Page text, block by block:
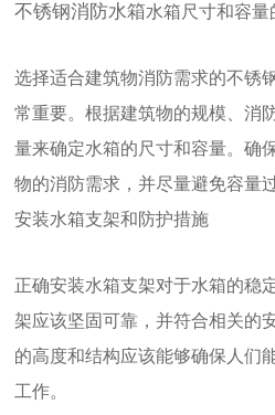
不锈钢消防水箱水箱尺寸和容量
选择适合建筑物消防需求的不锈
常重要。根据建筑物的规模、消
量来确定水箱的尺寸和容量。确
物的消防需求，并尽量避免容量
安装水箱支架和防护措施
正确安装水箱支架对于水箱的稳
架应该坚固可靠，并符合相关的
的高度和结构应该能够确保人们
工作。